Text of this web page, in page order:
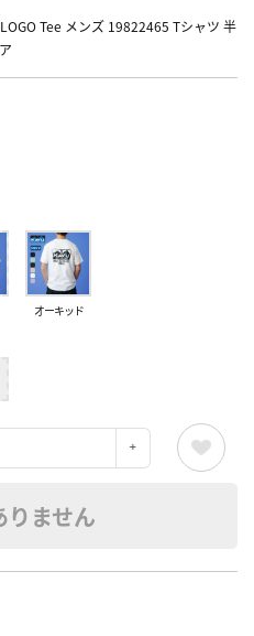
Tee メンズ 19822465 Tシャツ 半
オーキッド
りません